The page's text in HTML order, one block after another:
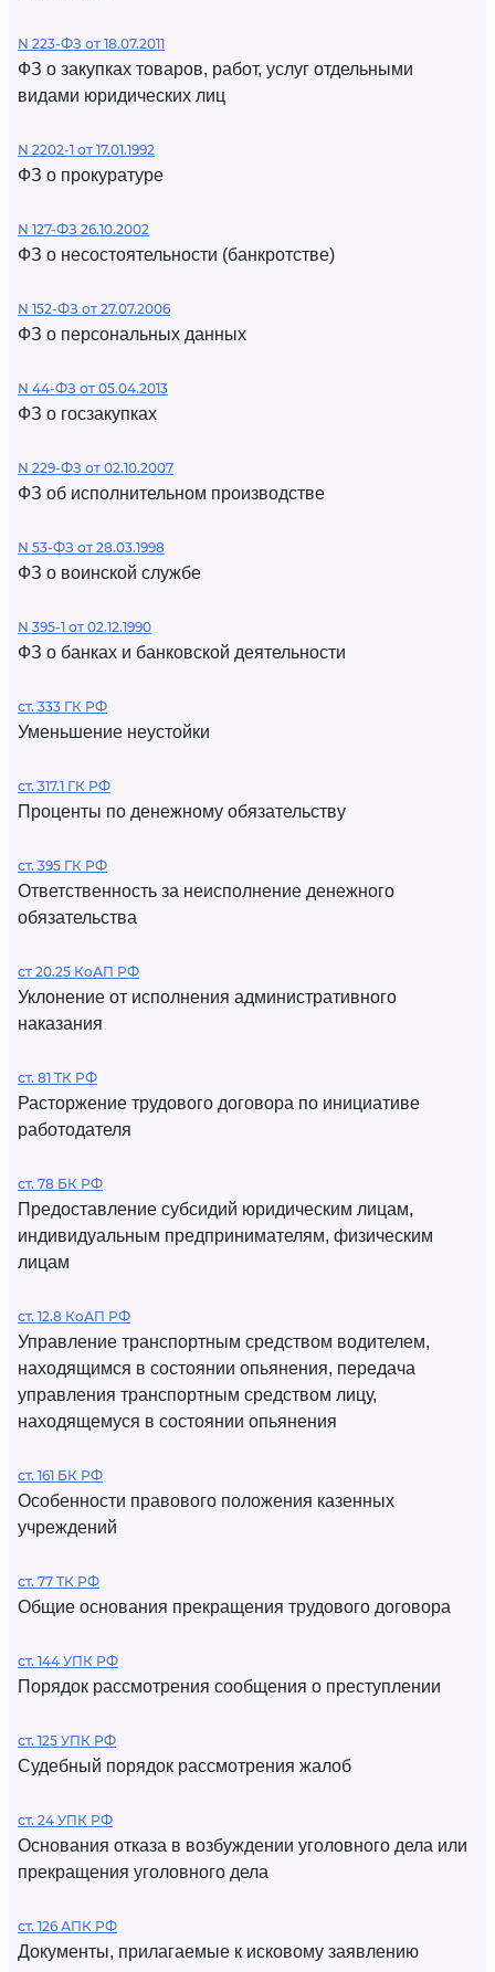
N 223-ФЗ от 18.07.2011
ФЗ о закупках товаров, работ, услуг отдельными
видами юридических лиц
N 2202-1 от 17.01.1992
ФЗ о прокуратуре
N 127-ФЗ 26.10.2002
ФЗ о несостоятельности (банкротстве)
N 152-ФЗ от 27.07.2006
ФЗ о персональных данных
N 44-ФЗ от 05.04.2013
ФЗ о госзакупках
N 229-ФЗ от 02.10.2007
ФЗ об исполнительном производстве
N 53-ФЗ от 28.03.1998
ФЗ о воинской службе
N 395-1 от 02.12.1990
ФЗ о банках и банковской деятельности
ст. 333 ГК РФ
Уменьшение неустойки
ст. 317.1 ГК РФ
Проценты по денежному обязательству
ст. 395 ГК РФ
Ответственность за неисполнение денежного
обязательства
ст 20.25 КоАП РФ
Уклонение от исполнения административного
наказания
ст. 81 ТК РФ
Расторжение трудового договора по инициативе
работодателя
ст. 78 БК РФ
Предоставление субсидий юридическим лицам,
индивидуальным предпринимателям, физическим
лицам
ст. 12.8 КоАП РФ
Управление транспортным средством водителем,
находящимся в состоянии опьянения, передача
управления транспортным средством лицу,
находящемуся в состоянии опьянения
ст. 161 БК РФ
Особенности правового положения казенных
учреждений
ст. 77 ТК РФ
Общие основания прекращения трудового договора
ст. 144 УПК РФ
Порядок рассмотрения сообщения о преступлении
ст. 125 УПК РФ
Судебный порядок рассмотрения жалоб
ст. 24 УПК РФ
Основания отказа в возбуждении уголовного дела или
прекращения уголовного дела
ст. 126 АПК РФ
Документы, прилагаемые к исковому заявлению